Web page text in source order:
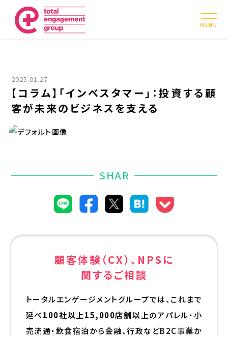
MENU
2025.01.27
【コラム】「インベスタマー」：投資する顧
客が未来のビジネスを支える
SHAR
顧客体験（CX）、NPSに
関するご相談
トータルエンゲージメントグループでは、これまで
延べ100社以上15,000店舗以上のアパレル・小
売流通・飲食宿泊から金融、行政などB2C事業か